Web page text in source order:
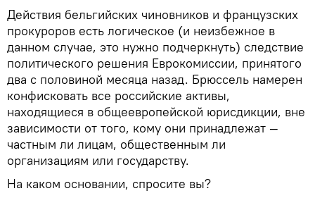
Действия бельгийских чиновников и французских
прокуроров есть логическое (и неизбежное в
данном случае, это нужно подчеркнуть) следствие
политического решения Еврокомиссии, принятого
два с половиной месяца назад. Брюссель намерен
конфисковать все российские активы,
находящиеся в общеевропейской юрисдикции, вне
зависимости от того, кому они принадлежат —
частным ли лицам, общественным ли
организациям или государству.
На каком основании, спросите вы?